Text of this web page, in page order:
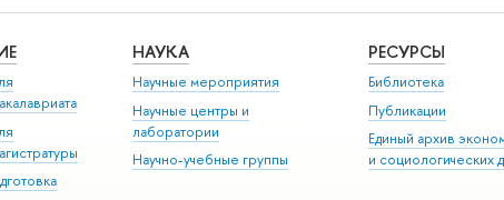
НАУКА
Научные мероприятия
Научные центры и
лаборатории
Научно-учебные группы
РЕСУРСЫ
Библиотека
Публикации
Единый архив
и социологических